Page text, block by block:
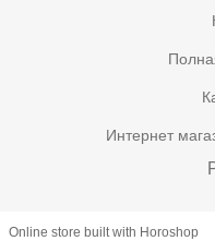
Интернет
Online store built with Horoshop